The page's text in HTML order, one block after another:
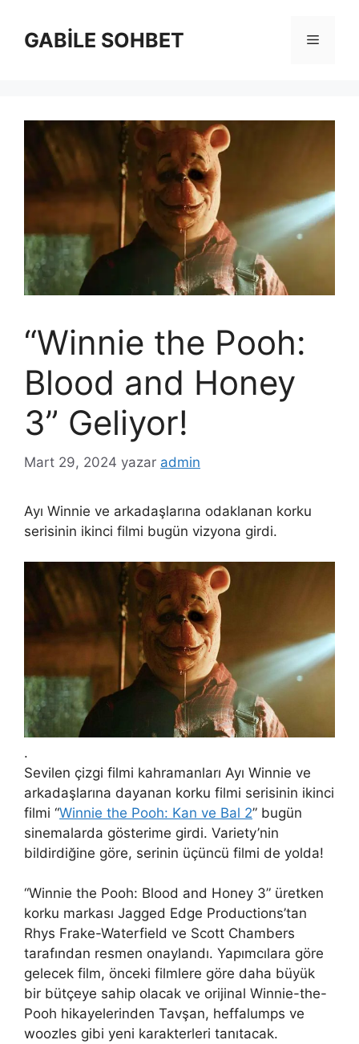
GABİLE SOHBET Menü
“Winnie the Pooh:
Blood and Honey
3” Geliyor!
Mart 29, 2024 yazar admin
Ayı Winnie ve arkadaşlarına odaklanan korku
serisinin ikinci filmi bugün vizyona girdi.
.
Sevilen çizgi filmi kahramanları Ayı Winnie ve
arkadaşlarına dayanan korku filmi serisinin ikinci
filmi “Winnie the Pooh: Kan ve Bal 2” bugün
sinemalarda gösterime girdi. Variety’nin
bildirdiğine göre, serinin üçüncü filmi de yolda!
“Winnie the Pooh: Blood and Honey 3” üretken
korku markası Jagged Edge Productions’tan
Rhys Frake-Waterfield ve Scott Chambers
tarafından resmen onaylandı. Yapımcılara göre
gelecek film, önceki filmlere göre daha büyük
bir bütçeye sahip olacak ve orijinal Winnie-the-
Pooh hikayelerinden Tavşan, heffalumps ve
woozles gibi yeni karakterleri tanıtacak.